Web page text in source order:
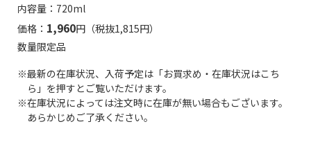
内容量：720ml
価格： 1,960円（税抜1,815円）
数量限定品
※最新の在庫状況、入荷予定は「お買求め・在庫状況はこち
ら」を押すとご覧いただけます。
※在庫状況によっては注文時に在庫が無い場合もございます。
あらかじめご了承ください。